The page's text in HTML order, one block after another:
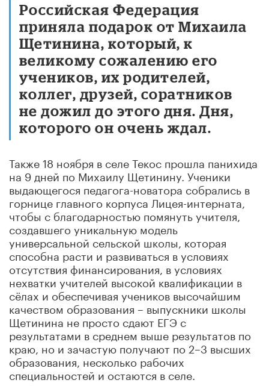
Российская Федерация
приняла подарок от Михаила
Щетинина, который, к
великому сожалению его
учеников, их родителей,
коллег, друзей, соратников
не дожил до этого дня. Дня,
которого он очень ждал.
Также 18 ноября в селе Текос прошла панихида
на 9 дней по Михаилу Щетинину. Ученики
выдающегося педагога-новатора собрались в
горнице главного корпуса Лицея-интерната,
чтобы с благодарностью помянуть учителя,
создавшего уникальную модель
универсальной сельской школы, которая
способна расти и развиваться в условиях
отсутствия финансирования, в условиях
нехватки учителей высокой квалификации в
сёлах и обеспечивая учеников высочайшим
качеством образования – выпускники школы
Щетинина не просто сдают ЕГЭ с
результатами в среднем выше результатов по
краю, но и зачастую получают по 2–3 высших
образования, несколько рабочих
специальностей и остаются в селе.